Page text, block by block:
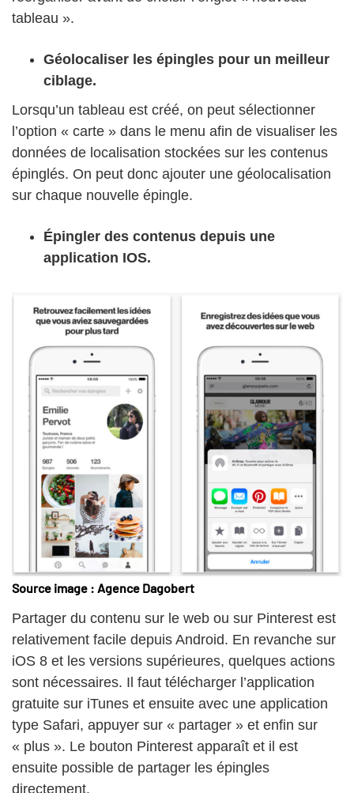
tableau ».
Géolocaliser les épingles pour un meilleur
ciblage.
Lorsqu’un tableau est créé, on peut sélectionner
l’option « carte » dans le menu afin de visualiser les
données de localisation stockées sur les contenus
épinglés. On peut donc ajouter une géolocalisation
sur chaque nouvelle épingle.
Épingler des contenus depuis une
application IOS.
Source image : Agence Dagobert
Partager du contenu sur le web ou sur Pinterest est
relativement facile depuis Android. En revanche sur
iOS 8 et les versions supérieures, quelques actions
sont nécessaires. Il faut télécharger l’application
gratuite sur iTunes et ensuite avec une application
type Safari, appuyer sur « partager » et enfin sur
« plus ». Le bouton Pinterest apparaît et il est
ensuite possible de partager les épingles
directement.